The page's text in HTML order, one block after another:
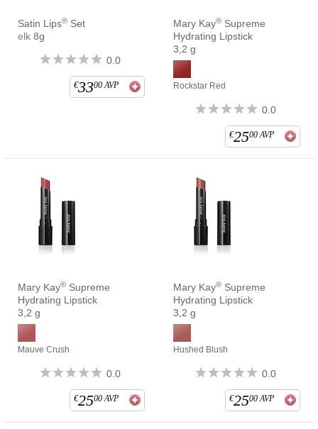
Satin Lips® Set
elk 8g
0.0
€3300 AVP
Mary Kay® Supreme
Hydrating Lipstick
3,2 g
Rockstar Red
0.0
€2500 AVP
Mary Kay® Supreme
Hydrating Lipstick
3,2 g
Mauve Crush
0.0
€2500 AVP
Mary Kay® Supreme
Hydrating Lipstick
3,2 g
Hushed Blush
0.0
€2500 AVP